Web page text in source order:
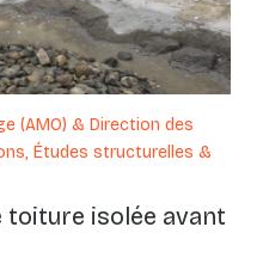
(AMO) & Direction des
Études structurelles &
toiture isolée avant